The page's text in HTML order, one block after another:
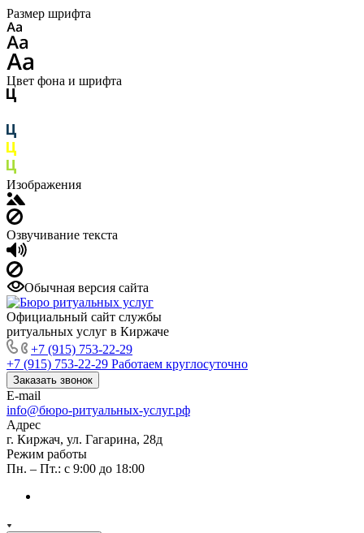
Размер шрифта
Цвет фона и шрифта
Изображения
Озвучивание текста
Обычная версия сайта
Официальный сайт службы
ритуальных услуг в Киржаче
+7 (915) 753-22-29
+7 (915) 753-22-29 Работаем круглосуточно
Заказать звонок
E-mail
info@бюро-ритуальных-услуг.рф
Адрес
г. Киржач, ул. Гагарина, 28д
Режим работы
Пн. – Пт.: с 9:00 до 18:00